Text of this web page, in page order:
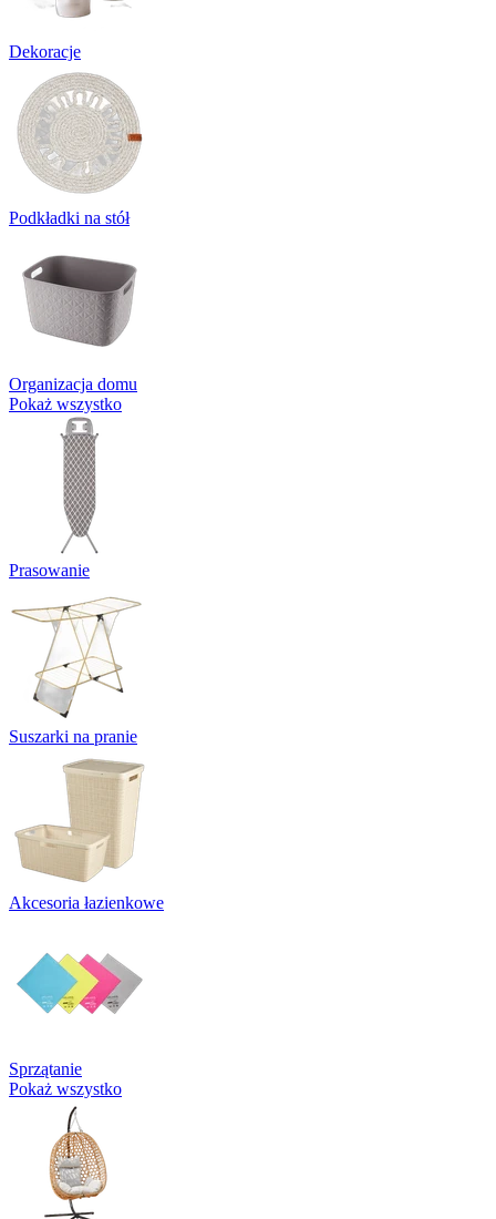
Dekoracje
Podkładki na stół
Organizacja domu
Pokaż wszystko
Prasowanie
Suszarki na pranie
Akcesoria łazienkowe
Sprzątanie
Pokaż wszystko